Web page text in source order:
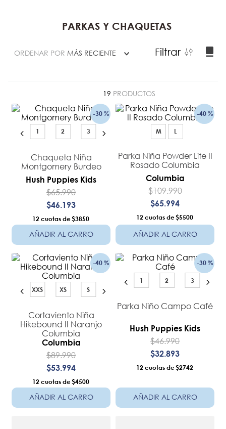
PARKAS Y CHAQUETAS
ORDENAR POR MÁS RECIENTE Filtrar
19 PRODUCTOS
-30 %
1 2 3
Chaqueta Niña
Montgomery Burdeo
Hush Puppies Kids
$65.990
$46.193
12 $3850
AÑADIR AL CARRO
-40 %
M L
Parka Niña Powder Lite II
Rosado Columbia
Columbia
$109.990
$65.994
12 $5500
AÑADIR AL CARRO
-40 %
XXS XS S
Cortaviento Niña
Hikebound II Naranjo
Columbia
Columbia
$89.990
$53.994
12 $4500
AÑADIR AL CARRO
-30 %
1 2 3
Parka Niño Campo Café
Hush Puppies Kids
$46.990
$32.893
12 $2742
AÑADIR AL CARRO